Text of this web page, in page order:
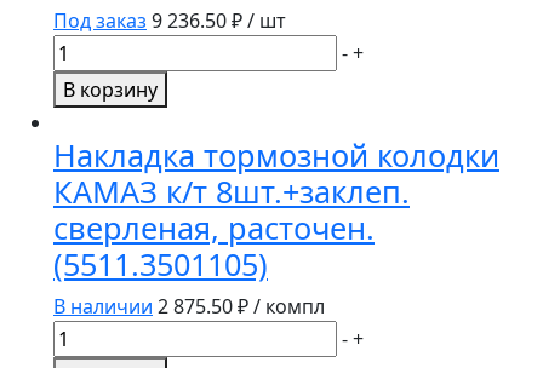
Под заказ 9 236.50₽ / шт
Количество
товара
Вентилятор
охлаждения
КамАЗ-
ЕВРО
в
сб
с
обейчаткой
-+
В корзину
Накладка тормозной колодки
КАМАЗ к/т 8шт.+заклеп.
сверленая, расточен.
(5511.3501105)
В наличии 2 875.50₽ / компл
Количество
-+